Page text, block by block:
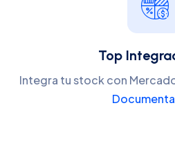
Top
Integra tu stock con